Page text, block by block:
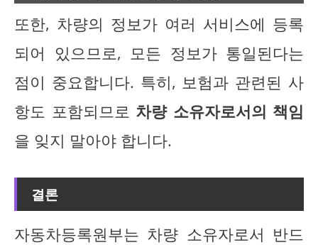
또한, 차량의 정보가 여러 서비스에 등록
되어 있으므로, 모든 정보가 통일된다는
점이 중요합니다. 특히, 보험과 관련된 사
항도 포함되므로 차량 소유자로서의 책임
을 잊지 말아야 합니다.
결론
자동차등록원부는 차량 소유자로서 반드